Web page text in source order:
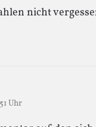
nicht
Uhr